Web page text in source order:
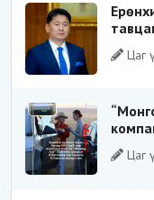
Цаг
Цаг